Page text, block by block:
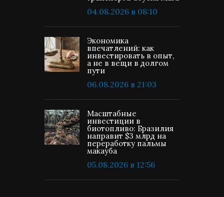
04.08.2026 в 08:10
Экономика
впечатлений: как
инвестировать в опыт,
а не в вещи в долгом
пути
06.08.2026 в 21:03
Масштабные
инвестиции в
биотопливо: Бразилия
направит $3 млрд на
переработку пальмы
макауба
05.08.2026 в 12:56